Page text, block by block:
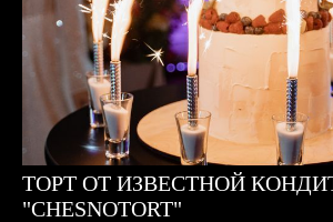
ТОРТ ОТ ИЗВЕСТНОЙ
"CHESNOTORT"